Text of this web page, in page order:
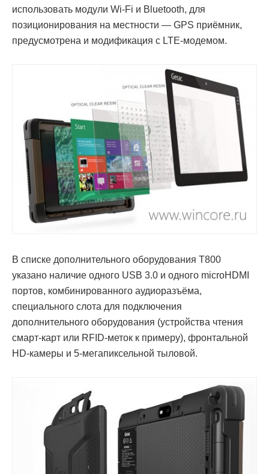
использовать модули Wi-Fi и Bluetooth, для
позиционирования на местности — GPS приёмник,
предусмотрена и модификация с LTE-модемом.
В списке дополнительного оборудования T800
указано наличие одного USB 3.0 и одного microHDMI
портов, комбинированного аудиоразъёма,
специального слота для подключения
дополнительного оборудования (устройства чтения
смарт-карт или RFID-меток к примеру), фронтальной
HD-камеры и 5-мегапиксельной тыловой.